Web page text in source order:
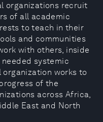
organizations recruit
of all academic
to teach in their
and communities
with others, inside
systemic
organization works to
of the
across Africa,
East and North